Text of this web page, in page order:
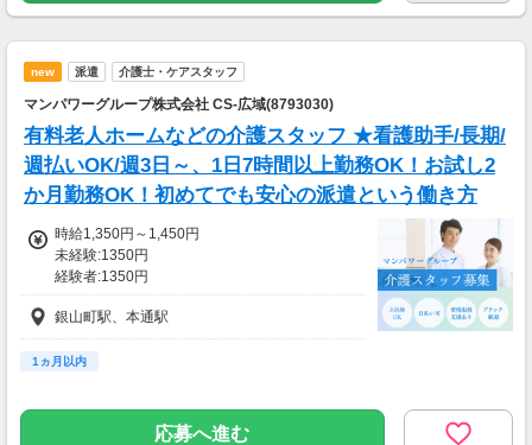
new 派遣 介護士・ケアスタッフ
マンパワーグループ株式会社 CS-広域(8793030)
有料老人ホームなどの介護スタッフ ★看護助手/長期/
週払いOK/週3日～、1日7時間以上勤務OK！お試し2
か月勤務OK！初めてでも安心の派遣という働き方
時給1,350円～1,450円
未経験:1350円
経験者:1350円
介護福祉士:1450円
銀山町駅、本通駅
1ヵ月以内
応募へ進む